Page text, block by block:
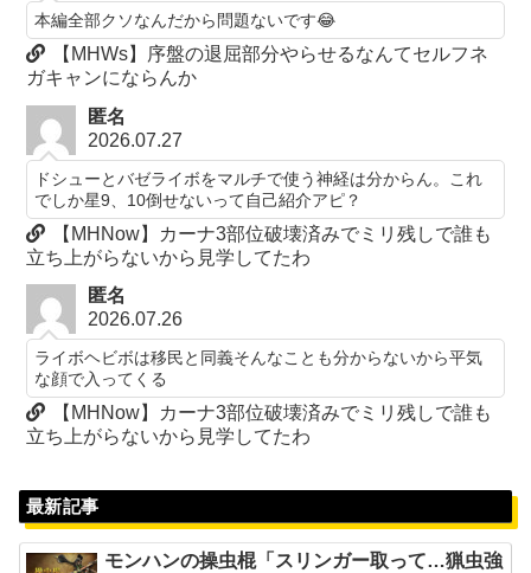
本編全部クソなんだから問題ないです😂
【MHWs】序盤の退屈部分やらせるなんてセルフネ
ガキャンにならんか
匿名
2026.07.27
ドシューとバゼライボをマルチで使う神経は分からん。これ
でしか星9、10倒せないって自己紹介アピ？
【MHNow】カーナ3部位破壊済みでミリ残しで誰も
立ち上がらないから見学してたわ
匿名
2026.07.26
ライボヘビボは移民と同義そんなことも分からないから平気
な顔で入ってくる
【MHNow】カーナ3部位破壊済みでミリ残しで誰も
立ち上がらないから見学してたわ
最新記事
モンハンの操虫棍「スリンガー取って…猟虫強